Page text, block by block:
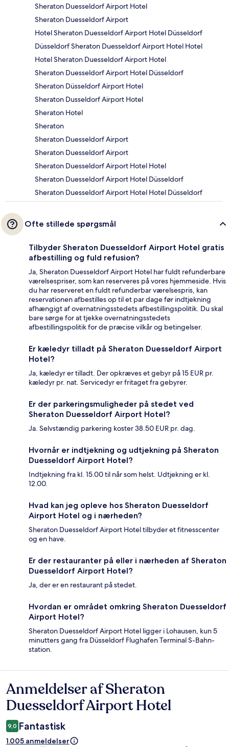
Sheraton Duesseldorf Airport Hotel
Sheraton Duesseldorf Airport
Hotel Sheraton Duesseldorf Airport Hotel Düsseldorf
Düsseldorf Sheraton Duesseldorf Airport Hotel Hotel
Hotel Sheraton Duesseldorf Airport Hotel
Sheraton Duesseldorf Airport Hotel Düsseldorf
Sheraton Düsseldorf Airport Hotel
Sheraton Dusseldorf Airport Hotel
Sheraton Hotel
Sheraton
Sheraton Duesseldorf Airport
Sheraton Duesseldorf Airport
Sheraton Duesseldorf Airport Hotel Hotel
Sheraton Duesseldorf Airport Hotel Düsseldorf
Sheraton Duesseldorf Airport Hotel Hotel Düsseldorf
Ofte stillede spørgsmål
Tilbyder Sheraton Duesseldorf Airport Hotel gratis
afbestilling og fuld refusion?
Ja, Sheraton Duesseldorf Airport Hotel har fuldt refunderbare
værelsespriser, som kan reserveres på vores hjemmeside. Hvis
du har reserveret en fuldt refunderbar værelsespris, kan
reservationen afbestilles op til et par dage før indtjekning
afhængigt af overnatningsstedets afbestillingspolitik. Du skal
bare sørge for at tjekke overnatningsstedets
afbestillingspolitik for de præcise vilkår og betingelser.
Er kæledyr tilladt på Sheraton Duesseldorf Airport
Hotel?
Ja, kæledyr er tilladt. Der opkræves et gebyr på 15 EUR pr.
kæledyr pr. nat. Servicedyr er fritaget fra gebyrer.
Er der parkeringsmuligheder på stedet ved
Sheraton Duesseldorf Airport Hotel?
Ja. Selvstændig parkering koster 38.50 EUR pr. dag.
Hvornår er indtjekning og udtjekning på Sheraton
Duesseldorf Airport Hotel?
Indtjekning fra kl. 15.00 til når som helst. Udtjekning er kl.
12.00.
Hvad kan jeg opleve hos Sheraton Duesseldorf
Airport Hotel og i nærheden?
Sheraton Duesseldorf Airport Hotel tilbyder et fitnesscenter
og en have.
Er der restauranter på eller i nærheden af Sheraton
Duesseldorf Airport Hotel?
Ja, der er en restaurant på stedet.
Hvordan er området omkring Sheraton Duesseldorf
Airport Hotel?
Sheraton Duesseldorf Airport Hotel ligger i Lohausen, kun 5
minutters gang fra Düsseldorf Flughafen Terminal S-Bahn-
station.
Anmeldelser
Anmeldelser af Sheraton
Duesseldorf Airport Hotel
9,0 Fantastisk
1.005 anmeldelser